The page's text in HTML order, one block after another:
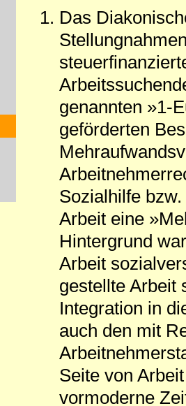
Das
genannten »1-
geförderten
Sozialhilfe
Arbeit eine
Hintergrund
Arbeit
gestellte Arbeit
Integration in
auch den mit
Seite von
vormoderne